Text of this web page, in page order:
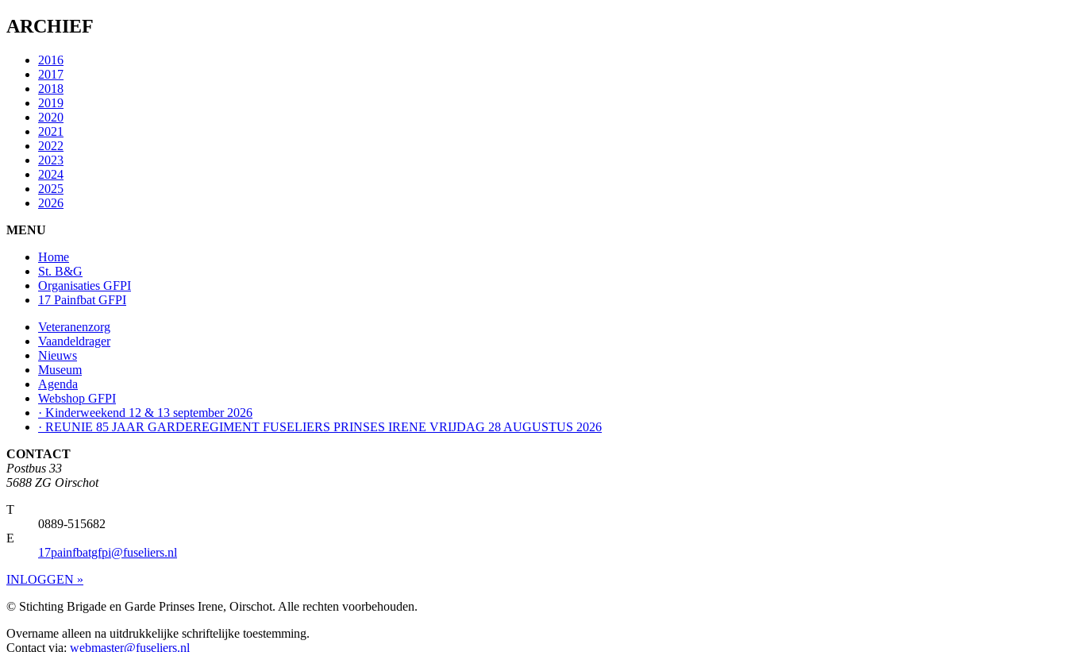
ARCHIEF
2016
2017
2018
2019
2020
2021
2022
2023
2024
2025
2026
MENU
Home
St. B&G
Organisaties GFPI
17 Painfbat GFPI
Veteranenzorg
Vaandeldrager
Nieuws
Museum
Agenda
Webshop GFPI
· Kinderweekend 12 & 13 september 2026
· REUNIE 85 JAAR GARDEREGIMENT FUSELIERS PRINSES IRENE VRIJDAG 28 AUGUSTUS 2026
CONTACT
Postbus 33
5688 ZG Oirschot
T
0889-515682
E
17painfbatgfpi@fuseliers.nl
INLOGGEN »
© Stichting Brigade en Garde Prinses Irene, Oirschot. Alle rechten voorbehouden.
Overname alleen na uitdrukkelijke schriftelijke toestemming.
Contact via: webmaster@fuseliers.nl